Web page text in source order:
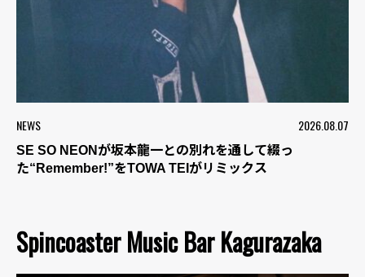
NEWS 2026.08.07
SE SO NEONが坂本龍一との別れを通して綴っ
た“Remember!”をTOWA TEIがリミックス
Spincoaster Music Bar Kagurazaka